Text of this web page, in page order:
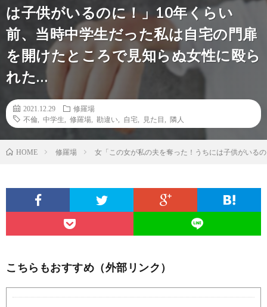
は子供がいるのに！」10年くらい
前、当時中学生だった私は自宅の門扉
を開けたところで見知らぬ女性に殴ら
れた…
2021.12.29
修羅場
不倫
中学生 修羅場 勘違い 自宅 見た目 隣人
HOME 修羅場 女「この女が私の夫を奪った！うちには子供がいる
こちらもおすすめ（外部リンク）